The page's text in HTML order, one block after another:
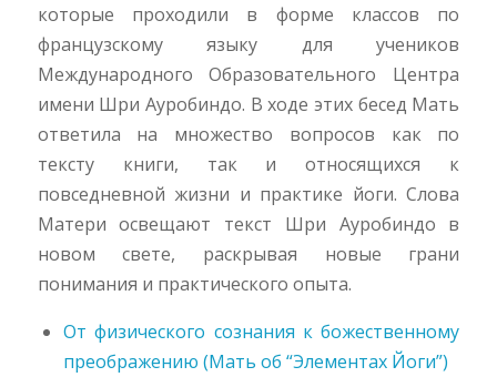
которые проходили в форме классов по
французскому языку для учеников
Международного Образовательного Центра
имени Шри Ауробиндо. В ходе этих бесед Мать
ответила на множество вопросов как по
тексту книги, так и относящихся к
повседневной жизни и практике йоги. Слова
Матери освещают текст Шри Ауробиндо в
новом свете, раскрывая новые грани
понимания и практического опыта.
От физического сознания к божественному
преображению (Мать об “Элементах Йоги”)